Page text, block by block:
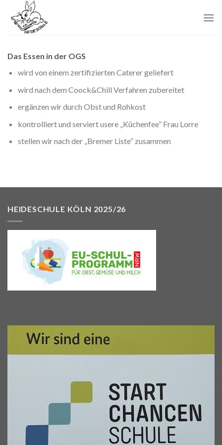
content
Das Essen in der OGS
wird von einem zertifizierten Caterer geliefert
wird nach dem Coock&Chill Verfahren zubereitet
ergänzen wir durch Obst und Rohkost
kontrolliert und serviert usere „Küchenfee“ Frau Lorre
stellen wir nach der „Bremer Liste“ zusammen
HEIDESCHULE KÖLN 2025/26